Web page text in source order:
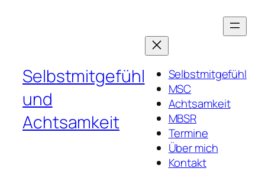
Selbstmitgefühl
und
Achtsamkeit
Selbstmitgefühl
MSC
Achtsamkeit
MBSR
Termine
Über mich
Kontakt